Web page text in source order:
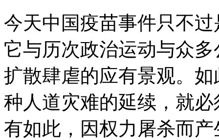
今天中国疫苗事件只不
它与历次政治运动与众
扩散肆虐的应有景观。
种人道灾难的延续，就
有如此，因权力屠杀而